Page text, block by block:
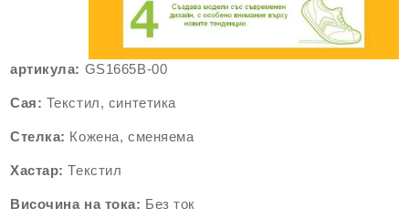
артикула: GS1665B-00
Сая: Текстил, синтетика
Стелка: Кожена, сменяема
Хастар:Текстил
Височина на тока: Без ток